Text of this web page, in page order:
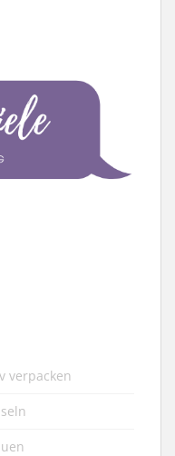
verpacken